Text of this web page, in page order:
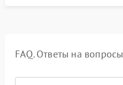
FAQ. Ответы на вопросы